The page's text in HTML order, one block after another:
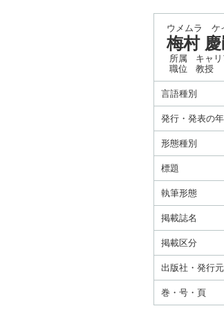
ウメムラ ケ
梅村 慶
所属
キャ
職位
教授
言語種別
発行・発表の年
形態種別
標題
執筆形態
掲載誌名
掲載区分
出版社・発行元
巻・号・頁